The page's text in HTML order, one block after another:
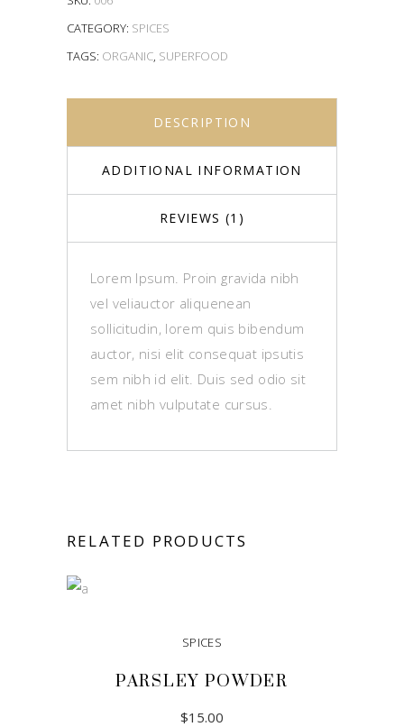
CATEGORY: SPICES
TAGS: ORGANIC, SUPERFOOD
DESCRIPTION
ADDITIONAL INFORMATION
REVIEWS (1)
Lorem Ipsum. Proin gravida nibh
vel veliauctor aliquenean
sollicitudin, lorem quis bibendum
auctor, nisi elit consequat ipsutis
sem nibh id elit. Duis sed odio sit
amet nibh vulputate cursus.
RELATED PRODUCTS
SPICES
PARSLEY POWDER
$15.00